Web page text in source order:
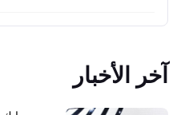
آخر الأخبار